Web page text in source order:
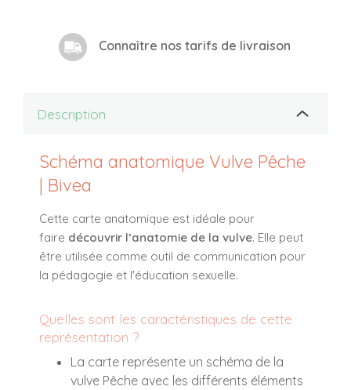
Connaître nos tarifs de livraison
Description
Schéma anatomique Vulve Pêche
| Bivea
Cette carte anatomique est idéale pour
faire découvrir l’anatomie de la vulve. Elle peut
être utilisée comme outil de communication pour
la pédagogie et l'éducation sexuelle.
Quelles sont les caractéristiques de cette
représentation ?
La carte représente un schéma de la
vulve Pêche avec les différents éléments